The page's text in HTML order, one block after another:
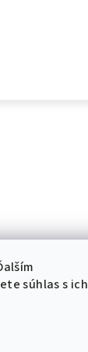
súhlas s ich